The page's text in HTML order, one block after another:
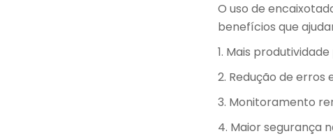
O uso de
benefícios que
1. Mais
2. Redução de erros
3. Monitoramento
4. Maior segurança